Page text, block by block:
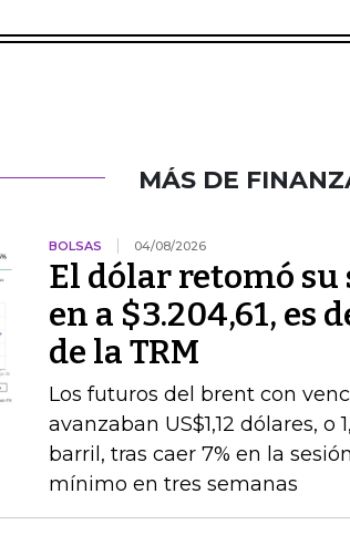
MÁS DE
BOLSAS 04/08/2026
El dólar retomó su
en a $3.204,61, es
de la TRM
Los futuros del brent con
avanzaban US$1,12 dólares, o
barril, tras caer 7% en la
mínimo en tres semanas